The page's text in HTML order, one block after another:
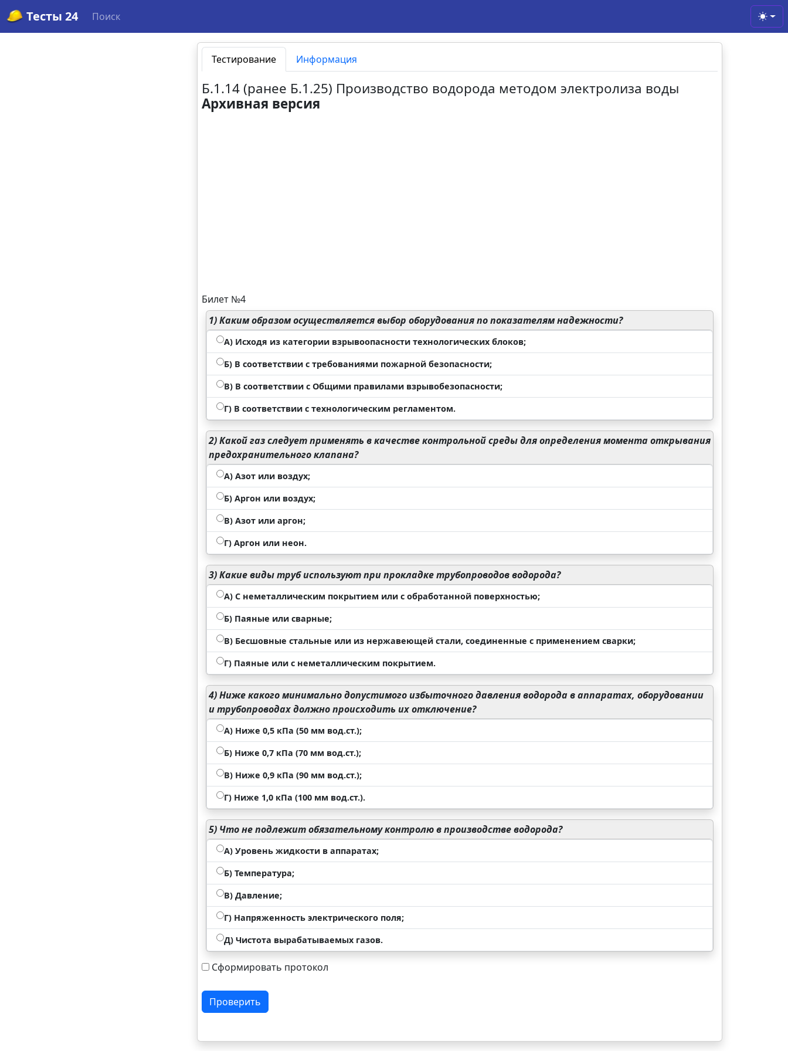
Тесты 24 Поиск
Тестирование Информация
Б.1.14 (ранее Б.1.25) Производство водорода методом электролиза воды
Архивная версия
Билет №4
1)Каким образом осуществляется выбор оборудования по показателям надежности?
А) Исходя из категории взрывоопасности технологических блоков;
Б) В соответствии с требованиями пожарной безопасности;
В) В соответствии с Общими правилами взрывобезопасности;
Г) В соответствии с технологическим регламентом.
2)Какой газ следует применять в качестве контрольной среды для определения момента открывания
предохранительного клапана?
А) Азот или воздух;
Б) Аргон или воздух;
В) Азот или аргон;
Г) Аргон или неон.
3)Какие виды труб используют при прокладке трубопроводов водорода?
А) С неметаллическим покрытием или с обработанной поверхностью;
Б) Паяные или сварные;
В) Бесшовные стальные или из нержавеющей стали, соединенные с применением сварки;
Г) Паяные или с неметаллическим покрытием.
4)Ниже какого минимально допустимого избыточного давления водорода в аппаратах, оборудовании
и трубопроводах должно происходить их отключение?
А) Ниже 0,5 кПа (50 мм вод.ст.);
Б) Ниже 0,7 кПа (70 мм вод.ст.);
В) Ниже 0,9 кПа (90 мм вод.ст.);
Г) Ниже 1,0 кПа (100 мм вод.ст.).
5) Что не подлежит обязательному контролю в производстве водорода?
А) Уровень жидкости в аппаратах;
Б) Температура;
В) Давление;
Г) Напряженность электрического поля;
Д) Чистота вырабатываемых газов.
Сформировать протокол
Проверить